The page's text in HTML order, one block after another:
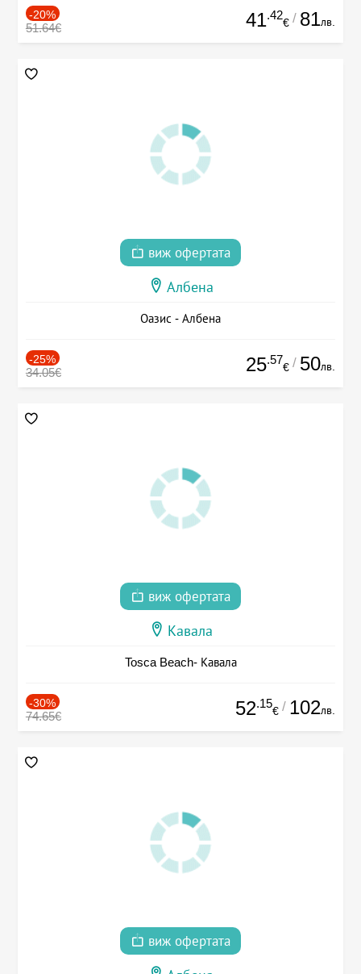
-20%
51.64€ 41.42
€ / 81лв.
виж офертата
Албена
Оазис - Албена
-25%
34.05€ 25.57
€ / 50лв.
виж офертата
Кавала
Tosca Beach- Кавала
-30%
74.65€ 52.15
€ / 102лв.
виж офертата